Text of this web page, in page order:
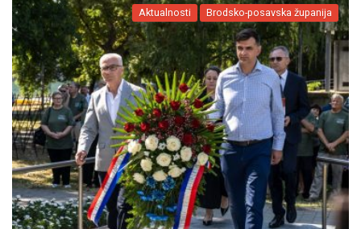
Aktualnosti Brodsko-posavska županija